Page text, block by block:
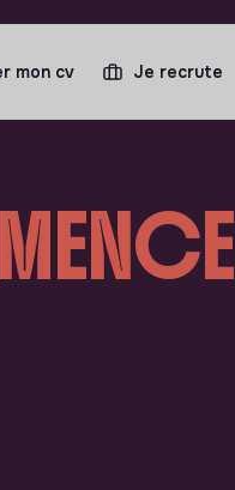
mon cv Je recrute